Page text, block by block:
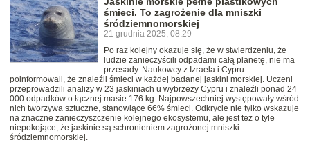
śmieci. To zagrożenie dla mniszki
śródziemnomorskiej
21 grudnia 2025, 08:29
Po raz kolejny okazuje się, że w stwierdzeniu, że
ludzie zanieczyścili odpadami całą planetę, nie ma
przesady. Naukowcy z Izraela i Cypru
poinformowali, że znaleźli śmieci w każdej badanej jaskini morskiej. Uczeni
przeprowadzili analizy w 23 jaskiniach u wybrzeży Cypru i znaleźli ponad 24
000 odpadków o łącznej masie 176 kg. Najpowszechniej występowały wśród
nich tworzywa sztuczne, stanowiące 66% śmieci. Odkrycie nie tylko wskazuje
na znaczne zanieczyszczenie kolejnego ekosystemu, ale jest też o tyle
niepokojące, że jaskinie są schronieniem zagrożonej mniszki
śródziemnomorskiej.